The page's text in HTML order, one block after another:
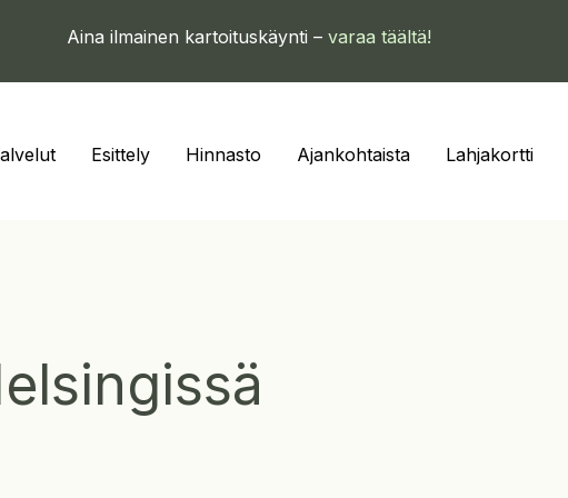
Aina ilmainen kartoituskäynti – varaa täältä!
Esittely Hinnasto Ajankohtaista Lahjakortti